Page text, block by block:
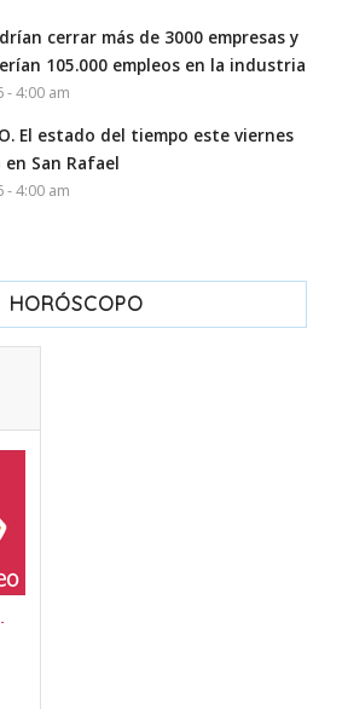
cerrar más de 3000 empresas y
105.000 empleos en la industria
- 4:00 am
El estado del tiempo este viernes
San Rafael
- 4:00 am
HORÓSCOPO